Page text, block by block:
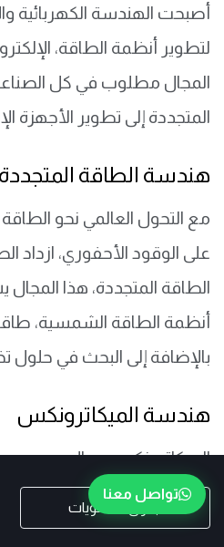
جدول المحتويات
أصبحت الهندسة الكهربائية
لتطوير أنظمة الطاقة،
المجال مطلوب في كل
المتجددة إلى تطوير الأجهزة
هندسة الطاقة المتجددة
مع التحول العالمي نحو
على الوقود الأحفوري،
الطاقة المتجددة، هذا
أنظمة الطاقة الشمسية، طاقة
بالإضافة إلى البحث في حلول
هندسة الميكاترونكس
الميكاترونكس مجال يجمع بين
وعلوم الحاسوب، ويستخدم
المؤتمتة والروبوتات،
تواصل معنا